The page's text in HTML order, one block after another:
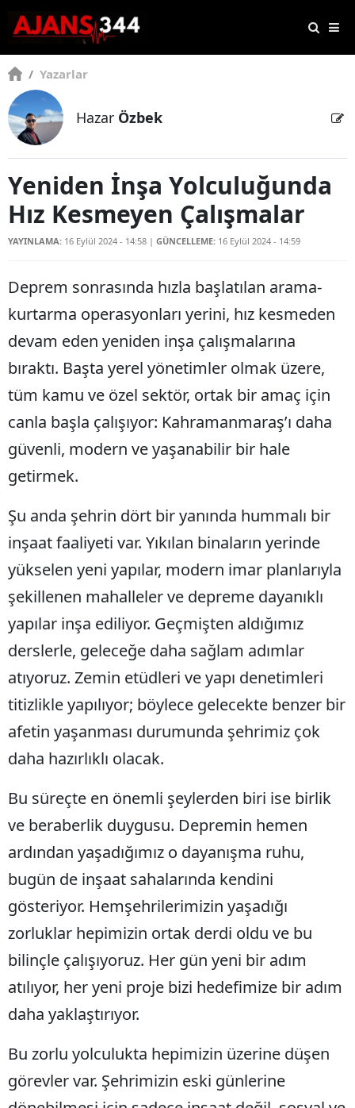
/ Yazarlar
Hazar Özbek
Yeniden İnşa Yolculuğunda
Hız Kesmeyen Çalışmalar
YAYINLAMA: 16 Eylül 2024 - 14:58 | GÜNCELLEME: 16 Eylül 2024 - 14:59
Deprem sonrasında hızla başlatılan arama-
kurtarma operasyonları yerini, hız kesmeden
devam eden yeniden inşa çalışmalarına
bıraktı. Başta yerel yönetimler olmak üzere,
tüm kamu ve özel sektör, ortak bir amaç için
canla başla çalışıyor: Kahramanmaraş’ı daha
güvenli, modern ve yaşanabilir bir hale
getirmek.
Şu anda şehrin dört bir yanında hummalı bir
inşaat faaliyeti var. Yıkılan binaların yerinde
yükselen yeni yapılar, modern imar planlarıyla
şekillenen mahalleler ve depreme dayanıklı
yapılar inşa ediliyor. Geçmişten aldığımız
derslerle, geleceğe daha sağlam adımlar
atıyoruz. Zemin etüdleri ve yapı denetimleri
titizlikle yapılıyor; böylece gelecekte benzer bir
afetin yaşanması durumunda şehrimiz çok
daha hazırlıklı olacak.
Bu süreçte en önemli şeylerden biri ise birlik
ve beraberlik duygusu. Depremin hemen
ardından yaşadığımız o dayanışma ruhu,
bugün de inşaat sahalarında kendini
gösteriyor. Hemşehrilerimizin yaşadığı
zorluklar hepimizin ortak derdi oldu ve bu
bilinçle çalışıyoruz. Her gün yeni bir adım
atılıyor, her yeni proje bizi hedefimize bir adım
daha yaklaştırıyor.
Bu zorlu yolculukta hepimizin üzerine düşen
görevler var. Şehrimizin eski günlerine